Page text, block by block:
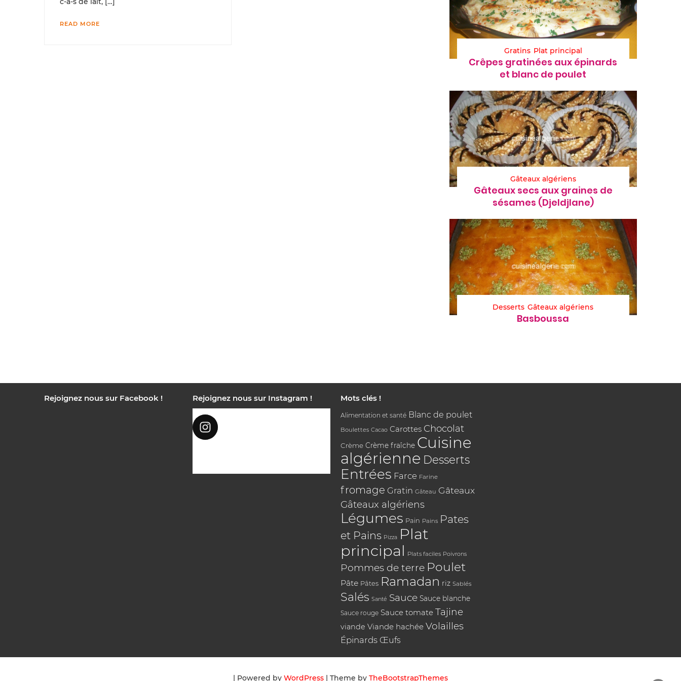
READ MORE
Gratins Plat principal
Crêpes gratinées aux épinards
et blanc de poulet
Gâteaux algériens
Gâteaux secs aux graines de
sésames (Djeldjlane)
Desserts Gâteaux algériens
Basboussa
Rejoignez nous sur Facebook ! Rejoignez nous sur Instagram ! Mots clés !
Alimentation et santé Blanc de poulet
Boulettes Cacao Carottes Chocolat
Crème Crème fraîche Cuisine
algérienne Desserts
Entrées Farce Farine
fromage Gratin Gâteau Gâteaux
Gâteaux algériens
Légumes Pain Pains Pates
et Pains Pizza Plat
principal Plats faciles Poivrons
Pommes de terre Poulet
Pâte Pâtes Ramadan riz Sablés
Salés Santé Sauce Sauce blanche
Sauce rouge Sauce tomate Tajine
viande Viande hachée Volailles
Épinards Œufs
| Powered by WordPress | Theme by TheBootstrapThemes